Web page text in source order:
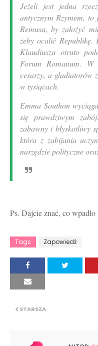
Jeżeli jest jedna
antycznym Rzymem, to
Remusa, by założyć
żeby ocalić Republikę.
Klaudiusza otruto
Forum Romanum.
cesarzy, a gladiatorów
w tysiącach.
Emma Southon
się prawdziwym
zabawny i błyskotliwy
która z zabijania
narzędzie polityczne
Ps. Dajcie znać, co
Tags Zapowiedź
STARSZA